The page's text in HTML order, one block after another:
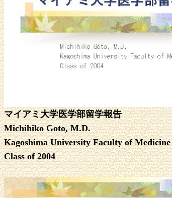
マイアミ大学医学部留学報告
Michihiko Goto, M.D.
Kagoshima University Faculty of Medicine
Class of 2004